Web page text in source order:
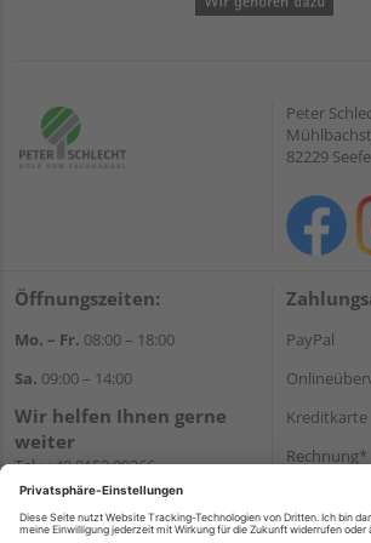
Peter
82229
Öffnungszeiten:
Mo. – Fr. 08:00 – 18:00
Sa. 09:00 – 14:00
Wir helfen Ihnen gerne
weiter
Tel.:+49 8152 99266
E-Mail:shop@schlecht.de
PayPal
Kreditkarte
Rechnung*
Versand